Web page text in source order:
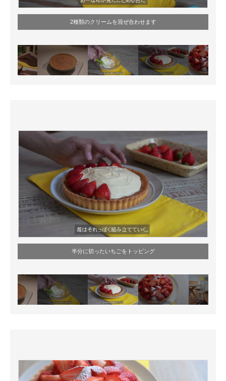
2種類のクリームを混ぜ合わせます
半分に切ったいちごをトッピング